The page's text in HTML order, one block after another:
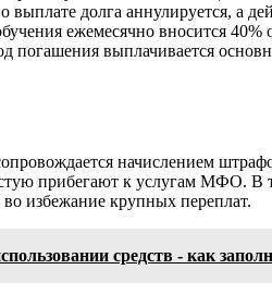
выплате долга аннулируется, а
ежемесячно вносится
погашения выплачивается
начислением
прибегают к услугам МФО. В
во избежание крупных переплат.
средств - как